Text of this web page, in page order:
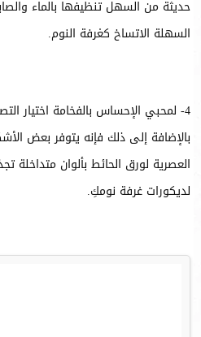
حديثة من السهل تنظيفها بالماء
السهلة الاتساخ كغرفة النوم.
4- لمحبي الإحساس بالفخامة اختيار
بالإضافة إلى ذلك فإنه يتوفر بعض
العصرية لورق الحائط بألوان متداخلة
لديكورات غرفة نومكِ.